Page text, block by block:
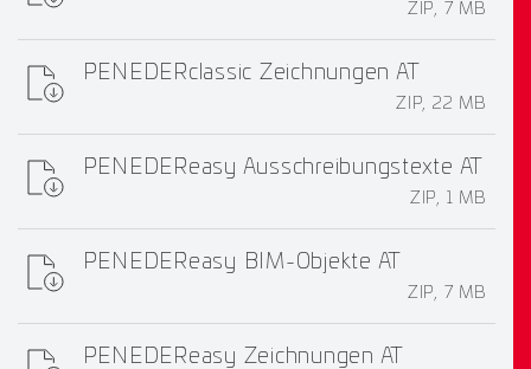
ZIP, 7 MB
PENEDERclassic Zeichnungen AT
ZIP, 22 MB
PENEDEReasy Ausschreibungstexte AT
ZIP, 1 MB
PENEDEReasy BIM-Objekte AT
ZIP, 7 MB
PENEDEReasy Zeichnungen AT